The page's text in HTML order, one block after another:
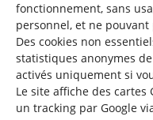
fonctionnement, sans
personnel, et ne
Des cookies non
statistiques anonymes
activés uniquement si
Le site affiche des cartes
un tracking par Google
Une offre du